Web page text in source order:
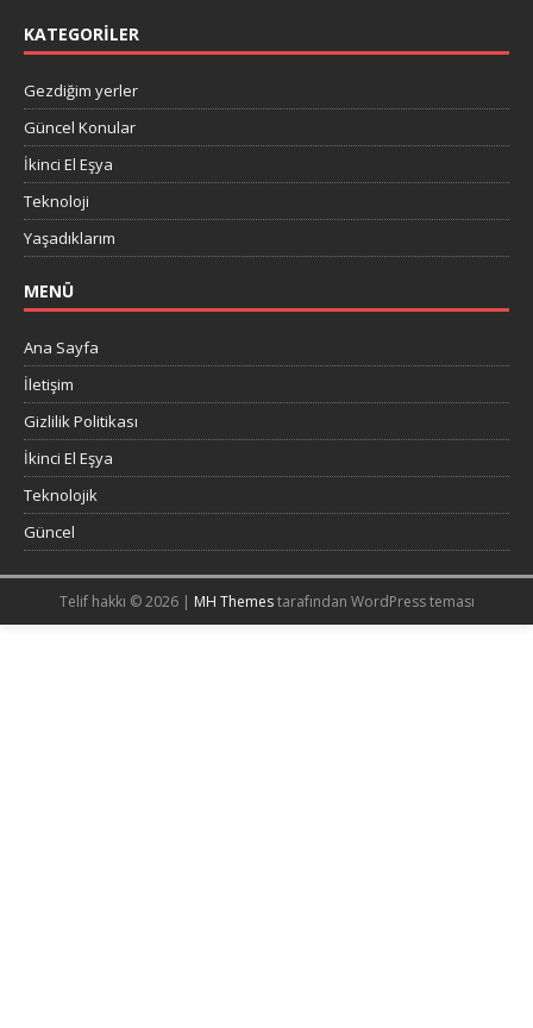
KATEGORILER
Gezdiğim yerler
Güncel Konular
İkinci El Eşya
Teknoloji
Yaşadıklarım
MENÜ
Ana Sayfa
İletişim
Gizlilik Politikası
İkinci El Eşya
Teknolojik
Güncel
Telif hakkı © 2026 | MH Themestarafından WordPress teması